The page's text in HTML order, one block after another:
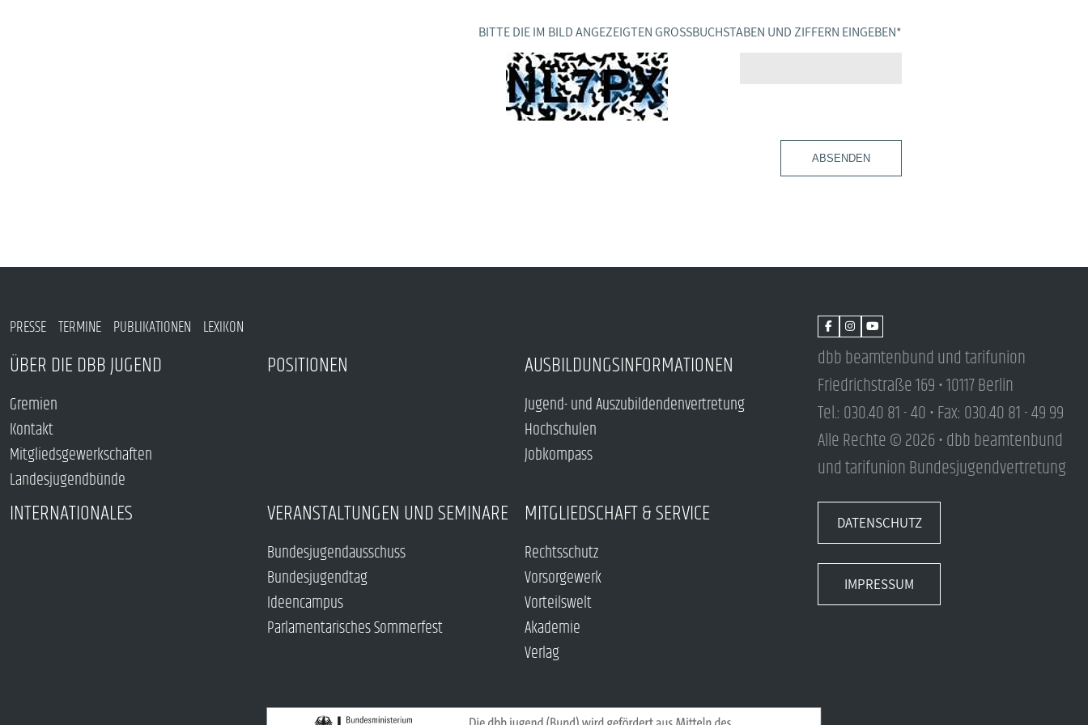
Landesjugendbünde
Parlamentarisches Sommerfest
AkademieBITTE DIE IM BILD ANGEZEIGTEN GROSSBUCHSTABEN UND ZIFFERN EINGEBEN *
ABSENDEN
PRESSE TERMINE PUBLIKATIONEN LEXIKON
ÜBER DIE DBB JUGEND
Gremien
Kontakt
Mitgliedsgewerkschaften
Landesjugendbünde
POSITIONEN AUSBILDUNGSINFORMATIONEN
Jugend- und Auszubildendenvertretung
Hochschulen
Jobkompass
INTERNATIONALES VERANSTALTUNGEN UND SEMINARE
Bundesjugendausschuss
Bundesjugendtag
Ideencampus
Parlamentarisches Sommerfest
MITGLIEDSCHAFT & SERVICE
Rechtsschutz
Vorsorgewerk
Vorteilswelt
Akademie
Verlag
dbb beamtenbund und tarifunion
Friedrichstraße 169 • 10117 Berlin
Tel.: 030.40 81 - 40 • Fax: 030.40 81 - 49 99
Alle Rechte © 2026 • dbb beamtenbund
und tarifunion Bundesjugendvertretung
DATENSCHUTZ
IMPRESSUM